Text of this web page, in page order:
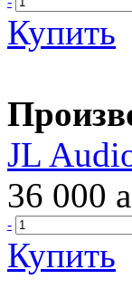
Купить
JL
36 000 a
-
Купить